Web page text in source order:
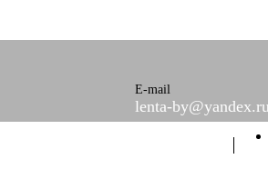
E-mail
lenta-by@yandex.ru